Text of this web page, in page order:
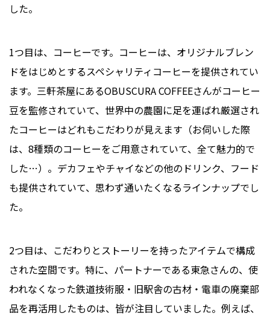
した。
1つ目は、コーヒーです。コーヒーは、オリジナルブレン
ドをはじめとするスペシャリティコーヒーを提供されてい
ます。三軒茶屋にあるOBUSCURA COFFEEさんがコーヒー
豆を監修されていて、世界中の農園に足を運ばれ厳選され
たコーヒーはどれもこだわりが見えます（お伺いした際
は、8種類のコーヒーをご用意されていて、全て魅力的で
した…）。デカフェやチャイなどの他のドリンク、フード
も提供されていて、思わず通いたくなるラインナップでし
た。
2つ目は、こだわりとストーリーを持ったアイテムで構成
された空間です。特に、パートナーである東急さんの、使
われなくなった鉄道技術服・旧駅舎の古材・電車の廃棄部
品を再活用したものは、皆が注目していました。例えば、